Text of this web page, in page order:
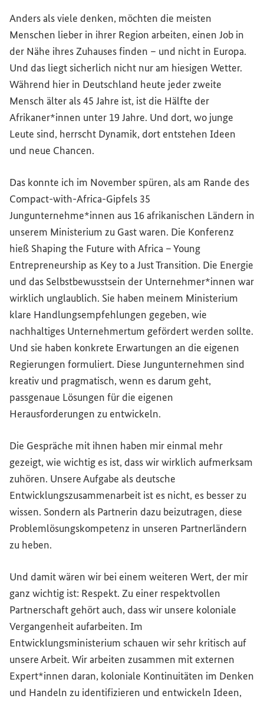
Anders als viele denken, möchten die meisten
Menschen lieber in ihrer Region arbeiten, einen Job in
der Nähe ihres Zuhauses finden – und nicht in Europa.
Und das liegt sicherlich nicht nur am hiesigen Wetter.
Während hier in Deutschland heute jeder zweite
Mensch älter als 45 Jahre ist, ist die Hälfte der
Afrikaner*innen unter 19 Jahre. Und dort, wo junge
Leute sind, herrscht Dynamik, dort entstehen Ideen
und neue Chancen.
Das konnte ich im November spüren, als am Rande des
Compact-with-Africa-Gipfels 35
Jungunternehme*innen aus 16 afrikanischen Ländern in
unserem Ministerium zu Gast waren. Die Konferenz
hieß Shaping the Future with Africa – Young
Entrepreneurship as Key to a Just Transition. Die Energie
und das Selbstbewusstsein der Unternehmer*innen war
wirklich unglaublich. Sie haben meinem Ministerium
klare Handlungsempfehlungen gegeben, wie
nachhaltiges Unternehmertum gefördert werden sollte.
Und sie haben konkrete Erwartungen an die eigenen
Regierungen formuliert. Diese Jungunternehmen sind
kreativ und pragmatisch, wenn es darum geht,
passgenaue Lösungen für die eigenen
Herausforderungen zu entwickeln.
Die Gespräche mit ihnen haben mir einmal mehr
gezeigt, wie wichtig es ist, dass wir wirklich aufmerksam
zuhören. Unsere Aufgabe als deutsche
Entwicklungszusammenarbeit ist es nicht, es besser zu
wissen. Sondern als Partnerin dazu beizutragen, diese
Problemlösungskompetenz in unseren Partnerländern
zu heben.
Und damit wären wir bei einem weiteren Wert, der mir
ganz wichtig ist: Respekt. Zu einer respektvollen
Partnerschaft gehört auch, dass wir unsere koloniale
Vergangenheit aufarbeiten. Im
Entwicklungsministerium schauen wir sehr kritisch auf
unsere Arbeit. Wir arbeiten zusammen mit externen
Expert*innen daran, koloniale Kontinuitäten im Denken
und Handeln zu identifizieren und entwickeln Ideen,